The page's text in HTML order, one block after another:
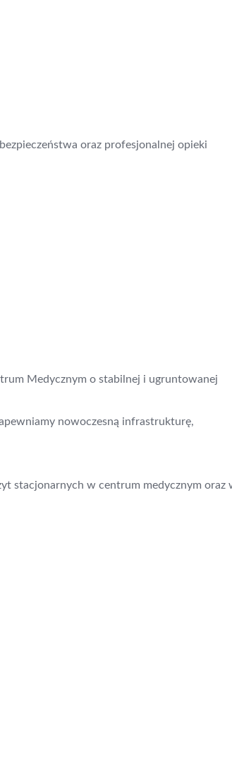
oraz profesjonalnej opieki
Medycznym o stabilnej i ugruntowanej
nowoczesną infrastrukturę,
stacjonarnych w centrum medycznym oraz